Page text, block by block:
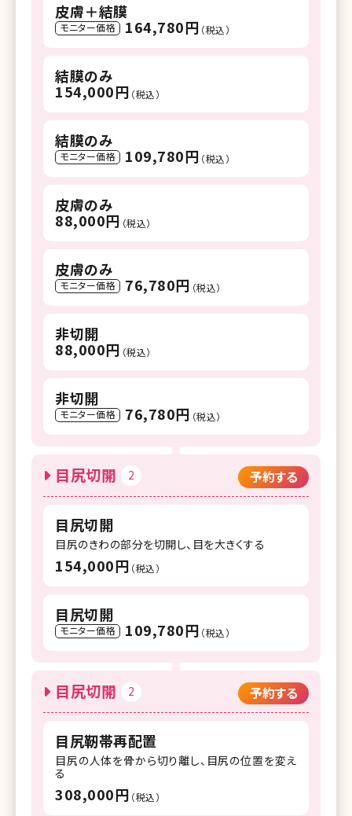
皮膚＋結膜
モニター価格 164,780円 （税込）
結膜のみ
154,000円 （税込）
結膜のみ
モニター価格 109,780円 （税込）
皮膚のみ
88,000円 （税込）
皮膚のみ
モニター価格 76,780円 （税込）
非切開
88,000円 （税込）
非切開
モニター価格 76,780円 （税込）
目尻切開 2 予約する
目尻切開
目尻のきわの部分を切開し、目を大きくする
154,000円 （税込）
目尻切開
モニター価格 109,780円 （税込）
目尻切開 2 予約する
目尻靭帯再配置
目尻の人体を骨から切り離し、目尻の位置を変え
る
308,000円 （税込）